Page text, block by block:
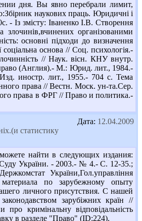
дня. Вы явно перебрали лимит,
наукових праць. Юридичні і
Із змісту: Іваненко І.В. Створення
злочинів,вчинених організованими
основні підходи до визначення
основа // Соц. психологія.-
// Наук. вісн. КНУ внутр.
(Англия).- М.: Юрид. лит., 1984.-
иностр. лит., 1955.- 704 с. Тема
права // Вестн. Моск. ун-та.Сер.
права в ФРГ // Право и политика.-
Дата: 12.04.2009
статистику
найти в следующих издания:
Суду України. - 2003.- № 4.- С. 12-35.;
України,Гол.управління
материала по зарубежному опыту
личного присутствия. С нашей
зарубіжних країн //
кримінальну відповідальність
в разделе "Право" (ІD:224).